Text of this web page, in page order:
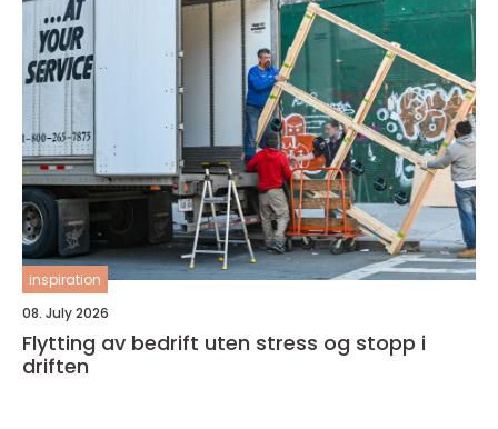
inspiration
08. July 2026
Flytting av bedrift uten stress og stopp i
driften